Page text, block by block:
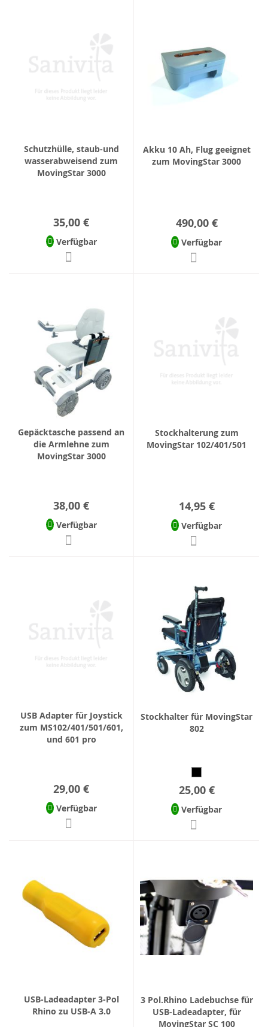
Schutzhülle, staub-und
wasserabweisend zum
MovingStar 3000
35,00 €
Verfügbar
Akku 10 Ah, Flug geeignet
zum MovingStar 3000
490,00 €
Verfügbar
Gepäcktasche passend an
die Armlehne zum
MovingStar 3000
38,00 €
Verfügbar
Stockhalterung zum
MovingStar 102/401/501
14,95 €
Verfügbar
USB Adapter für Joystick
zum MS102/401/501/601,
und 601 pro
29,00 €
Verfügbar
Stockhalter für MovingStar
802
25,00 €
Verfügbar
USB-Ladeadapter 3-Pol
Rhino zu USB-A 3.0
3 Pol.Rhino Ladebuchse für
USB-Ladeadapter, für
MovingStar SC 100